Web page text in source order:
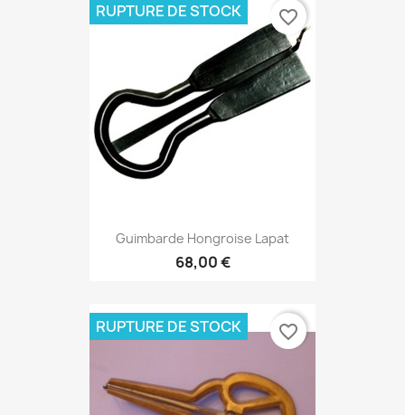
Guimbarde Hongroise Lapat
68,00 €
RUPTURE DE STOCK favorite_border
RUPTURE DE STOCK favorite_border